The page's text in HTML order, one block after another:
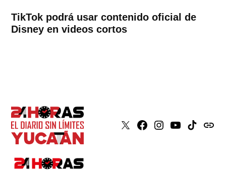
TikTok podrá usar contenido oficial de
Disney en videos cortos
X Faceboook
Instagram
YoutubeTiktokissuu